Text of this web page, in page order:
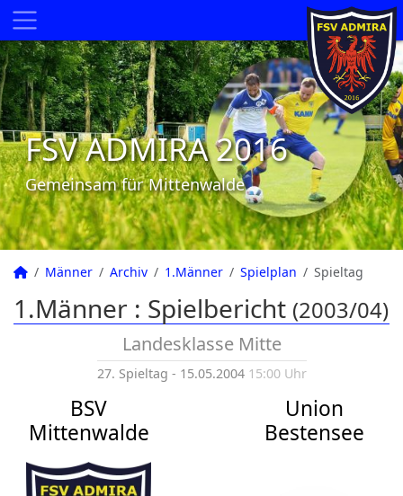
FSV ADMIRA 2016
Gemeinsam für Mittenwalde
Männer Archiv 1.Männer Spielplan Spieltag
1.Männer : Spielbericht (2003/04)
Landesklasse Mitte
27. Spieltag - 15.05.2004 15:00 Uhr
BSV
Mittenwalde
Union
Bestensee